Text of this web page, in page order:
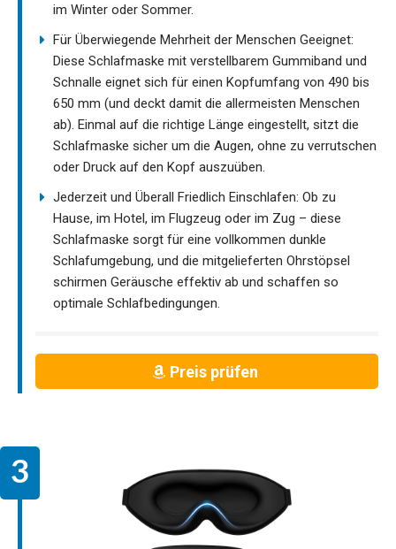
im Winter oder Sommer.
Für Überwiegende Mehrheit der Menschen Geeignet:
Diese Schlafmaske mit verstellbarem Gummiband und
Schnalle eignet sich für einen Kopfumfang von 490 bis
650 mm (und deckt damit die allermeisten Menschen
ab). Einmal auf die richtige Länge eingestellt, sitzt die
Schlafmaske sicher um die Augen, ohne zu verrutschen
oder Druck auf den Kopf auszuüben.
Jederzeit und Überall Friedlich Einschlafen: Ob zu
Hause, im Hotel, im Flugzeug oder im Zug – diese
Schlafmaske sorgt für eine vollkommen dunkle
Schlafumgebung, und die mitgelieferten Ohrstöpsel
schirmen Geräusche effektiv ab und schaffen so
optimale Schlafbedingungen.
Preis prüfen